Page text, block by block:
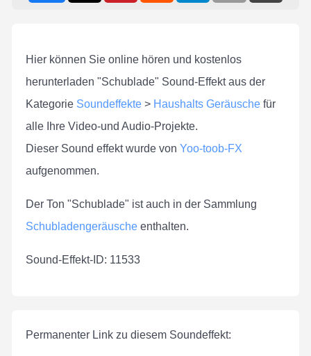
Hier können Sie online hören und kostenlos
herunterladen "Schublade" Sound-Effekt aus der
Kategorie Soundeffekte > Haushalts Geräusche für
alle Ihre Video-und Audio-Projekte.
Dieser Sound effekt wurde von Yoo-toob-FX
aufgenommen.
Der Ton "Schublade" ist auch in der Sammlung
Schubladengeräusche enthalten.
Sound-Effekt-ID: 11533
Permanenter Link zu diesem Soundeffekt: